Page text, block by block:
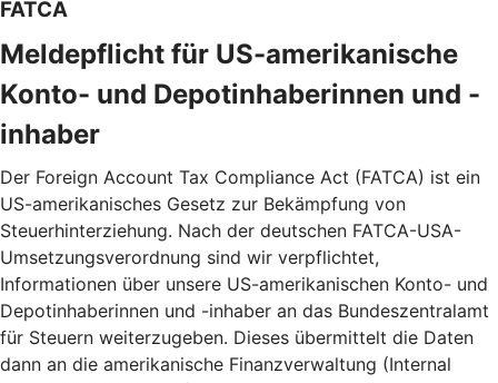
FATCA
Meldepflicht für US-amerikanische
Konto- und Depotinhaberinnen und -
inhaber
Der Foreign Account Tax Compliance Act (FATCA) ist ein
US-amerikanisches Gesetz zur Bekämpfung von
Steuerhinterziehung. Nach der deutschen FATCA-USA-
Umsetzungsverordnung sind wir verpflichtet,
Informationen über unsere US-amerikanischen Konto- und
Depotinhaberinnen und -inhaber an das Bundeszentralamt
für Steuern weiterzugeben. Dieses übermittelt die Daten
dann an die amerikanische Finanzverwaltung (Internal